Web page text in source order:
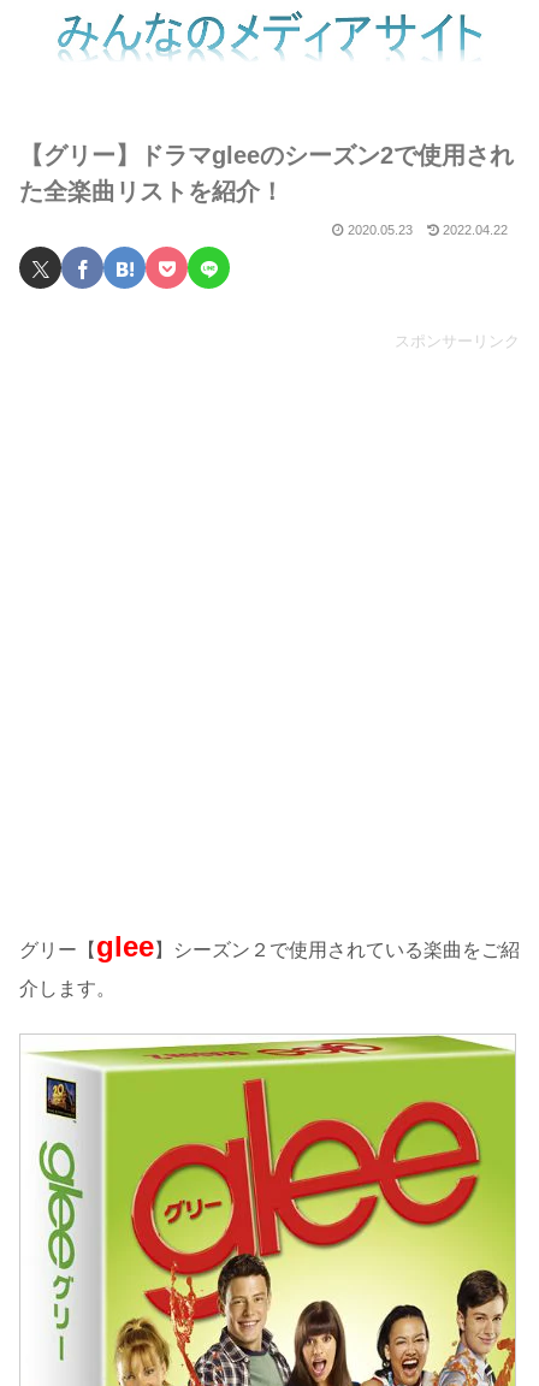
【グリー】ドラマgleeのシーズン2で使用され
た全楽曲リストを紹介！
2020.05.23 2022.04.22
スポンサーリンク
グリー【 glee】シーズン２で使用されている楽曲をご紹
介します。